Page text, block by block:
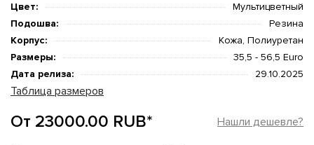
Цвет:
Мультицветный
Подошва:
Резина
Корпус:
Кожа, Полиуретан
Размеры:
35,5 - 56,5 Euro
Дата релиза:
29.10.2025
Таблица размеров
От 23000.00 RUB* Нашли дешевле?